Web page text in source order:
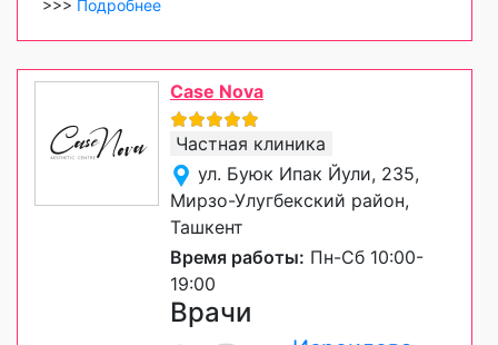
>>> Подробнее
Case Nova
Частная клиника
ул. Буюк Ипак Йули, 235,
Мирзо-Улугбекский район,
Ташкент
Время работы: Пн-Сб 10:00-
19:00
Врачи